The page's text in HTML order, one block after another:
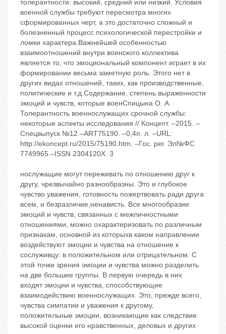
толерантности: высокий, средний или низкий. Условия
военной службы требуют пересмотра многих
сформированных черт, а это достаточно сложный и
болезненный процесс психологической перестройки и
ломки характера.Важнейшей особенностью
взаимоотношений внутри воинского коллектива
является то, что эмоциональный компонент играет в их
формировании весьма заметную роль. Этого нет в
других видах отношений, таких, как производственные,
политические и т.д.Содержание, степень выраженности
эмоций и чувств, которые военСпицына О. А.
Толерантность военнослужащих срочной службы:
некоторые аспекты исследования // Концепт. –2015. –
Спецвыпуск №12.–ART75190. –0,4п. л. –URL:
http://ekoncept.ru/2015/75190.htm. –Гос. рег. Эл№ФС
7749965.–ISSN 2304120X. 3
нослужащие могут переживать по отношению друг к
другу, чрезвычайно разнообразны. Это и глубокое
чувство уважения, готовность пожертвовать ради друга
всем, и безразличие,ненависть. Все многообразие
эмоций и чувств, связанных с межличностными
отношениями, можно охарактеризовать по различным
признакам, основной из которых‬в каком направлении
воздействуют эмоции и чувства на отношение к
сослуживцу: в положительном или отрицательном. С
этой точки зрения эмоции и чувства можно разделить
на две большие группы. В первую очередь в них
входят эмоции и чувства, способствующие
взаимодействию военнослужащих. Это, прежде всего,
чувства симпатии и уважения к другому,
положительные эмоции, возникающие как следствие
высокой оценки его нравственных, деловых и других